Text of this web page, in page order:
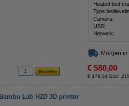
Heated bed
Type
Camera:
USB:
Netwerk:
Morgen in
€ 580,00
€ 479,34 Excl.
Bambu Lab H2D 3D printer